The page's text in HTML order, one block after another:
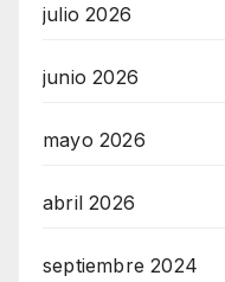
julio 2026
junio 2026
mayo 2026
abril 2026
septiembre 2024